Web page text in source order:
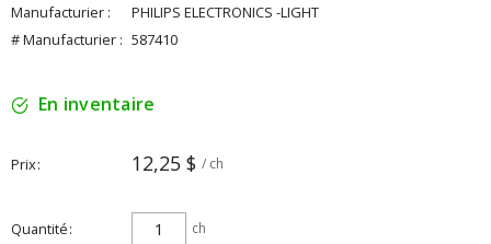
Manufacturier :
PHILIPS ELECTRONICS -LIGHT
# Manufacturier : 587410
En inventaire
Prix 12,25 $ / ch
Quantité ch